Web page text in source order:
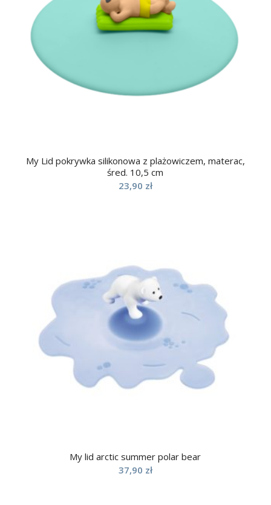
My Lid pokrywka silikonowa z plażowiczem, materac,
śred. 10,5 cm
23,90 zł
My lid arctic summer polar bear
37,90 zł